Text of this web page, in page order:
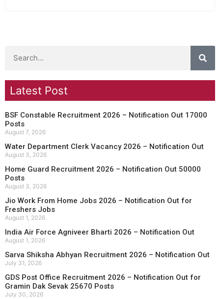
Latest Post
BSF Constable Recruitment 2026 – Notification Out 17000
Posts
August 7, 2026
Water Department Clerk Vacancy 2026 – Notification Out
August 3, 2026
Home Guard Recruitment 2026 – Notification Out 50000
Posts
August 3, 2026
Jio Work From Home Jobs 2026 – Notification Out for
Freshers Jobs
August 1, 2026
India Air Force Agniveer Bharti 2026 – Notification Out
August 1, 2026
Sarva Shiksha Abhyan Recruitment 2026 – Notification Out
July 31, 2026
GDS Post Office Recruitment 2026 – Notification Out for
Gramin Dak Sevak 25670 Posts
July 30, 2026